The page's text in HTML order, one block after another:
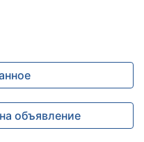
объявление